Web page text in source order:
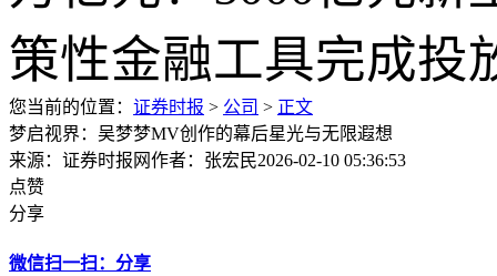
您当前的位置： 证券时报 > 公司 > 正文
梦启视界：吴梦梦MV创作的幕后星光与无限遐想
来源：证券时报网作者：张宏民2026-02-10 05:36:53
点赞
分享
微信扫一扫：分享